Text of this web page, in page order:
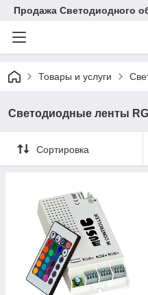
Продажа Светодиодного
Товары и услуги
Светодиодные ленты
Сортировка